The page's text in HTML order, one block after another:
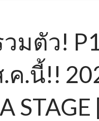
วมตัว!
ค.นี้!!
STAGE